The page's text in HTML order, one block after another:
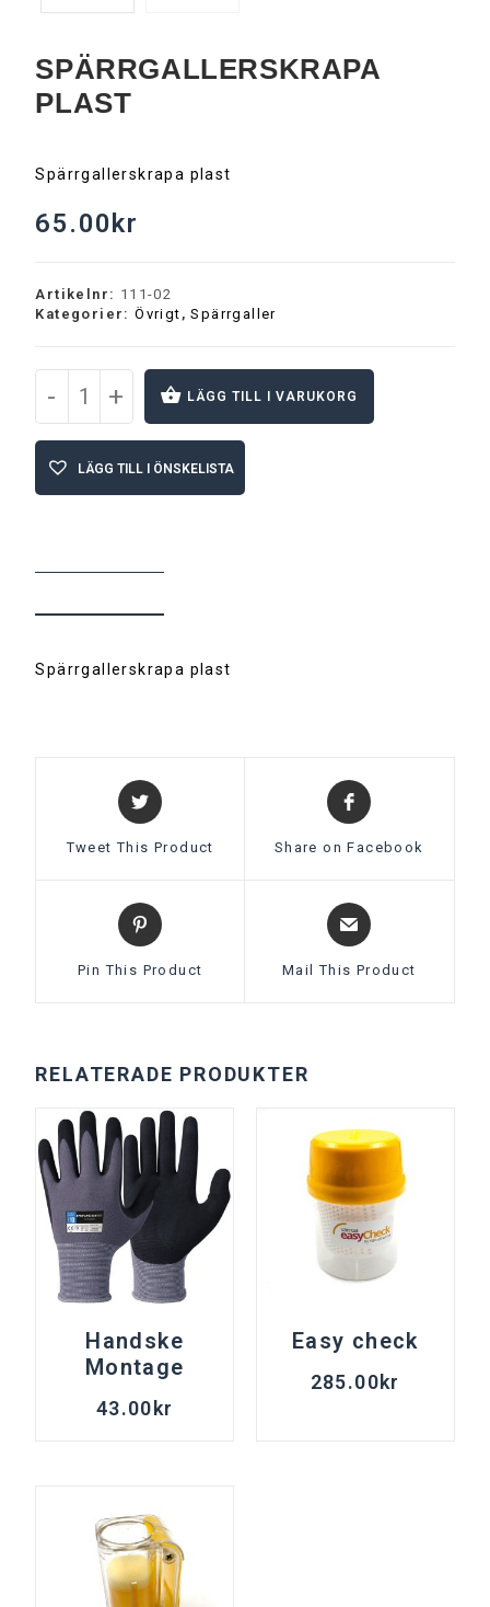
SPÄRRGALLERSKRAPA
PLAST
Spärrgallerskrapa plast
65.00 kr
Artikelnr: 111-02
Kategorier:Övrigt ,Spärrgaller
- + LÄGG TILL I VARUKORG
e
v
:
LÄGG TILL I ÖNSKELISTA
Spärrgallerskrapa plast
Tweet This Product Share on Facebook
Pin This Product Mail This Product
RELATERADE PRODUKTER
Handske
Montage
43.00kr
Easy check
285.00kr